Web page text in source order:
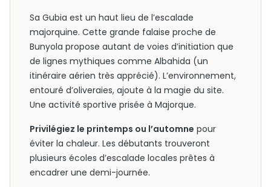
Sa Gubia est un haut lieu de l’escalade
majorquine. Cette grande falaise proche de
Bunyola propose autant de voies d’initiation que
de lignes mythiques comme Albahida (un
itinéraire aérien très apprécié). L’environnement,
entouré d’oliveraies, ajoute à la magie du site.
Une activité sportive prisée à Majorque.
Privilégiez le printemps ou l’automne pour
éviter la chaleur. Les débutants trouveront
plusieurs écoles d’escalade locales prêtes à
encadrer une demi-journée.